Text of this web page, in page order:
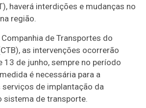
haverá interdições e mudanças no
região.
de Transportes do
as intervenções ocorrerão
13 de junho, sempre no período
é necessária para a
de implantação da
sistema de transporte.